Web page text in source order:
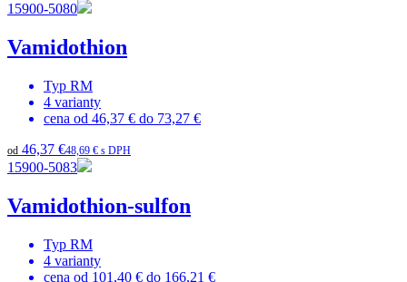
15900-5080
Vamidothion
Typ RM
4 varianty
cena od 46,37 € do 73,27 €
od 46,37 €48,69 € s DPH
15900-5083
Vamidothion-sulfon
Typ RM
4 varianty
cena od 101,40 € do 166,21 €